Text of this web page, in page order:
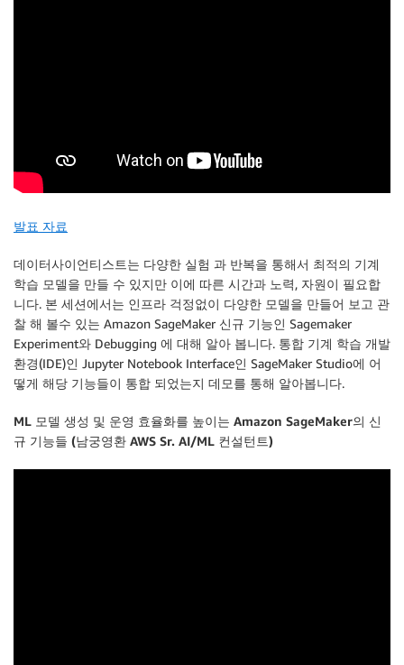
발표 자료
데이터사이언티스트는 다양한 실험 과 반복을 통해서 최적의 기계
학습 모델을 만들 수 있지만 이에 따른 시간과 노력, 자원이 필요합
니다. 본 세션에서는 인프라 걱정없이 다양한 모델을 만들어 보고 관
찰 해 볼수 있는 Amazon SageMaker 신규 기능인 Sagemaker
Experiment와 Debugging 에 대해 알아 봅니다. 통합 기계 학습 개발
환경(IDE)인 Jupyter Notebook Interface인 SageMaker Studio에 어
떻게 해당 기능들이 통합 되었는지 데모를 통해 알아봅니다.
ML 모델 생성 및 운영 효율화를 높이는 Amazon SageMaker의 신
규 기능들 (남궁영환 AWS Sr. AI/ML 컨설턴트)